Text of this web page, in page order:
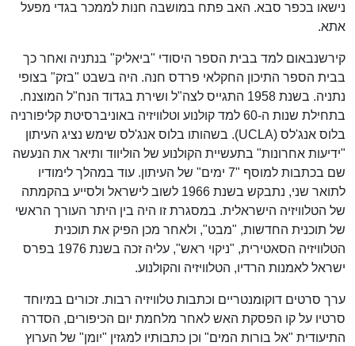
נישאו בכפר סבא. האב פתח במושבה חנות לממכר בגדי מפעל
אתא.
קירשנבאום למד בבית הספר היסודי "ביאליק" בנתניה ואחר כך
בבית הספר התיכון החקלאי פרדס חנה. היה בשבט "בזק" בצופי
נתניה. בשנת 1958 התגייס לצה"ל ושירת בגדוד הנח"ל המוצנח.
בתחילת שנות ה-60 למד קולנוע וטלוויזיה באוניברסיטת קליפורניה
בלוס אנג'לס (UCLA). בשהותו בלוס אנג'לס שימש נציג העיתון
"ידיעות אחרונות" בתעשיית הקולנוע של הוליווד ותיאר את הנעשה
שם בכתבות למוסף "7 ימים" של העיתון. עוד במהלך לימודיו
לתואר שני, נתבקש בשנת 1966 לשוב לישראל ולסייע בהקמתה
של הטלוויזיה הישראלית. במסגרת זו היה בין היתר העורך הראשי
של תוכנית החדשות, "מבט", ולאחר מכן הפיק את תוכנית
הטלוויזיה הסאטירית, "ניקוי ראש", עליה זכה בשנת 1976 בפרס
ישראל לאמנות הרדיו, הטלוויזיה והקולנוע.
ערך סרטים דוקומנטריים וכתבות טלוויזיה רבות. זכורים במיוחד
סרטיו על קו הפסקת האש לאחר מלחמת יום הכיפורים, הסדרה
התיעודית "אל בורות המים" וכן כתבותיו למגזין "יומן" של הערוץ